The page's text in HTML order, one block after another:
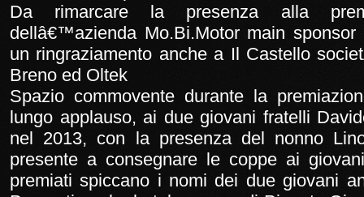
Da rimarcare la presenza alla
dellâ€™azienda Mo.Bi.Motor main
un ringraziamento anche a Il Castello
Breno ed Oltek
Spazio commovente durante la
lungo applauso, ai due giovani fratelli
nel 2013, con la presenza del nonno
presente a consegnare le coppe ai
premiati spiccano i nomi dei due giovani